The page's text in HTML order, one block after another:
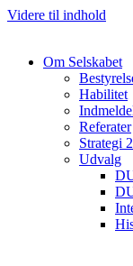
Videre til indhold
Om Selskabet
Habilitet
Referater
Strategi
Udvalg